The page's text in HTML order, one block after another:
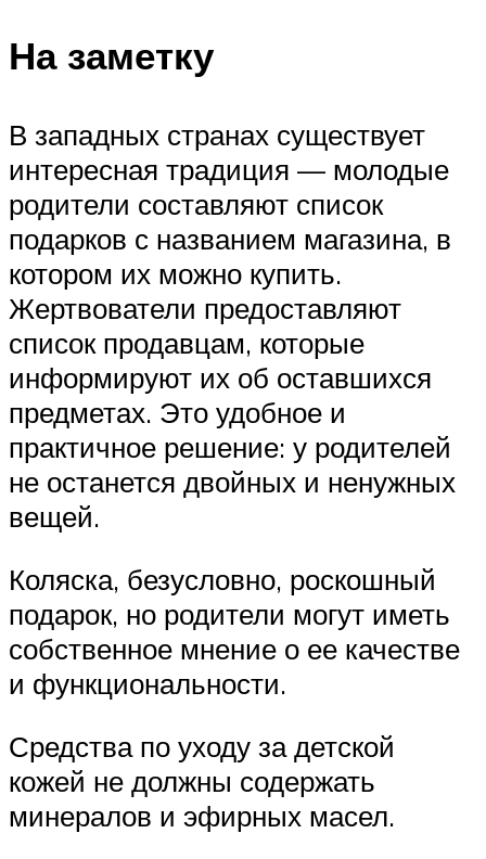
На заметку
В западных странах существует
интересная традиция — молодые
родители составляют список
подарков с названием магазина, в
котором их можно купить.
Жертвователи предоставляют
список продавцам, которые
информируют их об оставшихся
предметах. Это удобное и
практичное решение: у родителей
не останется двойных и ненужных
вещей.
Коляска, безусловно, роскошный
подарок, но родители могут иметь
собственное мнение о ее качестве
и функциональности.
Средства по уходу за детской
кожей не должны содержать
минералов и эфирных масел.